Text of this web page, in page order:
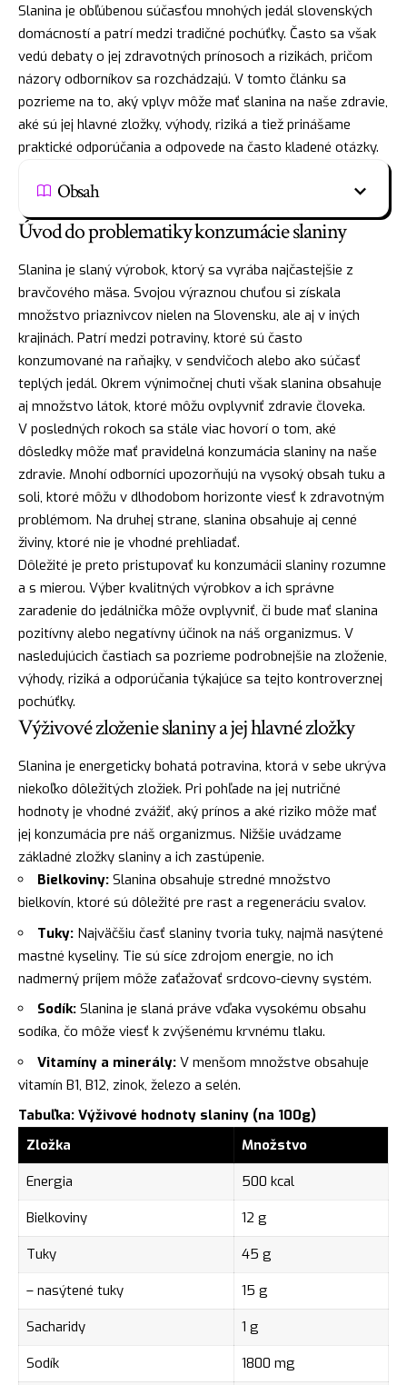
Slanina je obľúbenou súčasťou mnohých jedál slovenských
domácností a patrí medzi tradičné pochúťky. Často sa však
vedú debaty o jej zdravotných prínosoch a rizikách, pričom
názory odborníkov sa rozchádzajú. V tomto článku sa
pozrieme na to, aký vplyv môže mať slanina na naše zdravie,
aké sú jej hlavné zložky, výhody, riziká a tiež prinášame
praktické odporúčania a odpovede na často kladené otázky.
Obsah
Úvod do problematiky konzumácie slaniny
Slanina je slaný výrobok, ktorý sa vyrába najčastejšie z
bravčového mäsa. Svojou výraznou chuťou si získala
množstvo priaznivcov nielen na Slovensku, ale aj v iných
krajinách. Patrí medzi potraviny, ktoré sú často
konzumované na raňajky, v sendvičoch alebo ako súčasť
teplých jedál. Okrem výnimočnej chuti však slanina obsahuje
aj množstvo látok, ktoré môžu ovplyvniť zdravie človeka.
V posledných rokoch sa stále viac hovorí o tom, aké
dôsledky môže mať pravidelná konzumácia slaniny na naše
zdravie. Mnohí odborníci upozorňujú na vysoký obsah tuku a
soli, ktoré môžu v dlhodobom horizonte viesť k zdravotným
problémom. Na druhej strane, slanina obsahuje aj cenné
živiny, ktoré nie je vhodné prehliadať.
Dôležité je preto pristupovať ku konzumácii slaniny rozumne
a s mierou. Výber kvalitných výrobkov a ich správne
zaradenie do jedálnička môže ovplyvniť, či bude mať slanina
pozitívny alebo negatívny účinok na náš organizmus. V
nasledujúcich častiach sa pozrieme podrobnejšie na zloženie,
výhody, riziká a odporúčania týkajúce sa tejto kontroverznej
pochúťky.
Výživové zloženie slaniny a jej hlavné zložky
Slanina je energeticky bohatá potravina, ktorá v sebe ukrýva
niekoľko dôležitých zložiek. Pri pohľade na jej nutričné
hodnoty je vhodné zvážiť, aký prínos a aké riziko môže mať
jej konzumácia pre náš organizmus. Nižšie uvádzame
základné zložky slaniny a ich zastúpenie.
Bielkoviny: Slanina obsahuje stredné množstvo
bielkovín, ktoré sú dôležité pre rast a regeneráciu svalov.
Tuky: Najväčšiu časť slaniny tvoria tuky, najmä nasýtené
mastné kyseliny. Tie sú síce zdrojom energie, no ich
nadmerný príjem môže zaťažovať srdcovo-cievny systém.
Sodík: Slanina je slaná práve vďaka vysokému obsahu
sodíka, čo môže viesť k zvýšenému krvnému tlaku.
Vitamíny a minerály: V menšom množstve obsahuje
vitamín B1, B12, zinok, železo a selén.
Tabuľka: Výživové hodnoty slaniny (na 100g)
Zložka
Množstvo
Energia
500 kcal
Bielkoviny
12 g
Tuky
45 g
– nasýtené tuky
15 g
Sacharidy
1 g
Sodík
1800 mg